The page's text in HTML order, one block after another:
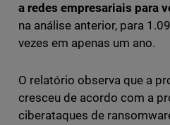
a redes empresariais para
na análise anterior, para
vezes em apenas um ano.
O relatório observa que a
cresceu de acordo com a
ciberataques de